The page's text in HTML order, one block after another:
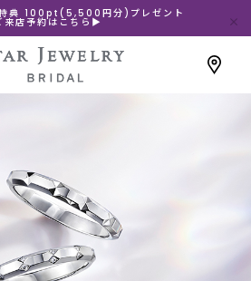
特典 100pt(5,500円分)プレゼント
来店予約はこちら▶